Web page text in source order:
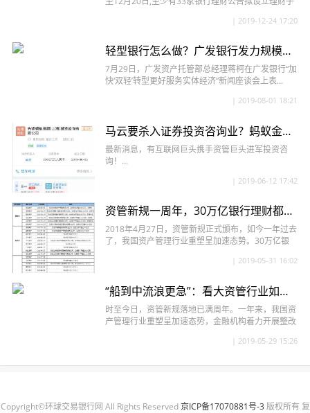
| 2019-12-24 17:20
轻型银行怎么做？广发银行发力规模150万亿的资产托管业务
7月29日，广发资产托管部总经理蒋柯在广发银行“加
快‘双轻’转型更好服务实体经济”新闻座谈会上表...
| 2019-08-01 18:21
马云要杀入证券投资咨询业？蚂蚁金服悄悄牵手国际资管巨头，千万元打造咨询公司
最新消息，有互联网巨头携手资管巨头进军投资咨
询！...
| 2019-06-12 17:42
资管新规一周年，30万亿银行理财都有哪些变化？
2018年4月27日，资管新规正式颁布，如今一年过去
了，我国资产管理行业重塑呈加速态势。30万亿银
| 2019-05-31 16:02
“船到中流浪更急”：看大资管行业如何谋变与转型
时至今日，资管新规落地已满周年。一年来，我国资
产管理行业重塑呈加速态势，金融机构着力开展整改
| 2019-05-29 15:26
Copyright©环球交易银行网 All Rights Reserved京ICP备17070881号-3 版权所有 复